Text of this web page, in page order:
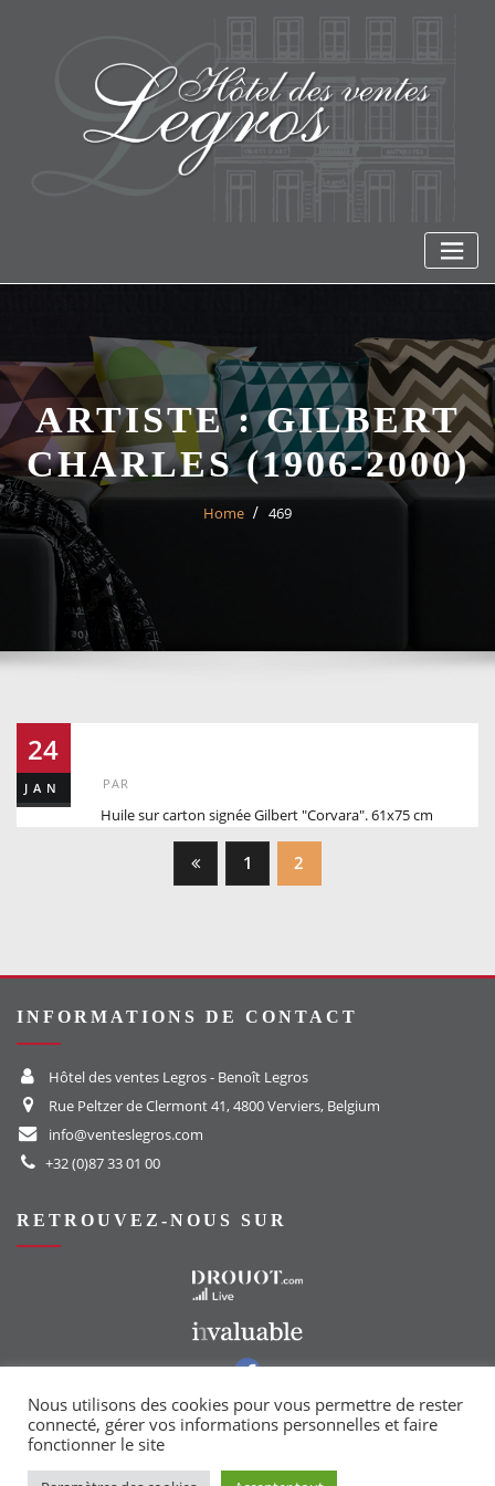
ARTISTE :GILBERT
CHARLES (1906-2000)
Home 469
24
JAN PAR
Huile sur carton signée Gilbert "Corvara". 61x75 cm
1 2
INFORMATIONS DE CONTACT
Hôtel des ventes Legros - Benoît Legros
Rue Peltzer de Clermont 41, 4800 Verviers, Belgium
info@venteslegros.com
+32 (0)87 33 01 00
RETROUVEZ-NOUS SUR
Vers notre groupe Facebook
Nous utilisons des cookies pour vous permettre de rester
connecté, gérer vos informations personnelles et faire
fonctionner le site